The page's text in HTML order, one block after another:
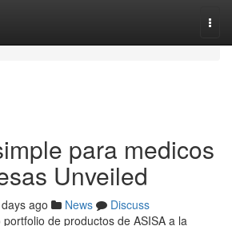
para medicos
Unveiled
ago News
Discuss
de productos de ASISA a la